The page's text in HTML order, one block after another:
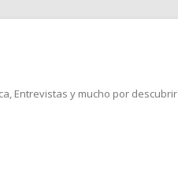
Entrevistas y mucho por descubrir